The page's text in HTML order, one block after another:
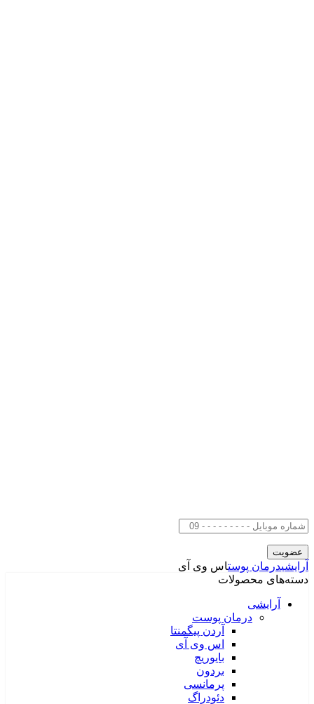
آرایشیدرمان پوستاس وی آی
دسته‌های محصولات
آرایشی
درمان پوست
آردن پیگمنتا
اس وی آی
بایوریچ
بردون
پرمانسی
دئودراگ